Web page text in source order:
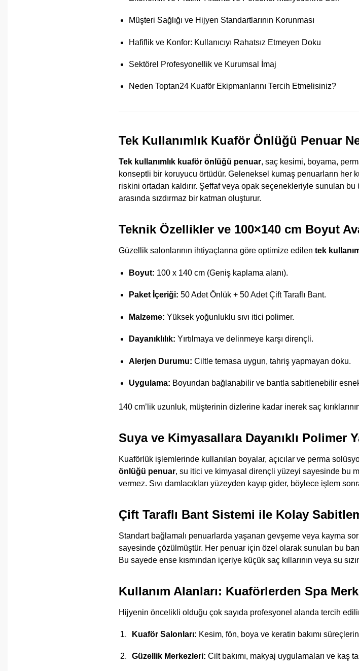
Müşteri Sağlığı ve Hijyen Standartlarının Korunması
Hafiflik ve Konfor: Kullanıcıyı Rahatsız Etmeyen Doku
Sektörel Profesyonellik ve Kurumsal İmaj
Neden Toptan24 Kuaför Ekipmanlarını Tercih Etmelisiniz?
Tek Kullanımlık Kuaför Önlüğü Penuar
Tek kullanımlık kuaför önlüğü penuar, saç kesimi, boyama,
konseptli bir koruyucu örtüdür. Geleneksel kumaş penuarların her
riskini ortadan kaldırır. Şeffaf veya opak seçenekleriyle sunulan
arasında sızdırmaz bir katman oluşturur.
Teknik Özellikler ve 100×140 cm Boyut
Güzellik salonlarının ihtiyaçlarına göre optimize edilen tek
Boyut: 100 x 140 cm (Geniş kaplama alanı).
Paket İçeriği: 50 Adet Önlük + 50 Adet Çift Taraflı Bant.
Malzeme: Yüksek yoğunluklu sıvı itici polimer.
Dayanıklılık: Yırtılmaya ve delinmeye karşı dirençli.
Alerjen Durumu: Ciltle temasa uygun, tahriş yapmayan doku.
Uygulama: Boyundan bağlanabilir ve bantla sabitlenebilir
140 cm’lik uzunluk, müşterinin dizlerine kadar inerek saç
Suya ve Kimyasallara Dayanıklı Polimer
Kuaförlük işlemlerinde kullanılan boyalar, açıcılar ve perma
önlüğü penuar, su itici ve kimyasal dirençli yüzeyi sayesinde bu
vermez. Sıvı damlacıkları yüzeyden kayıp gider, böylece işlem
Çift Taraflı Bant Sistemi ile Kolay
Standart bağlamalı penuarlarda yaşanan gevşeme veya kayma
sayesinde çözülmüştür. Her penuar için özel olarak sunulan bu
Bu sayede ense kısmından içeriye küçük saç kıllarının veya su
Kullanım Alanları: Kuaförlerden Spa
Hijyenin öncelikli olduğu çok sayıda profesyonel alanda tercih
Kuaför Salonları: Kesim, fön, boya ve keratin bakımı
Güzellik Merkezleri: Cilt bakımı, makyaj uygulamaları ve kaş